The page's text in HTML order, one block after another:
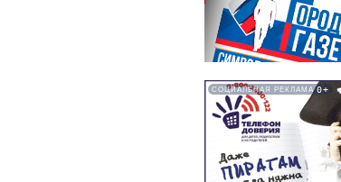
СОЦИАЛЬНАЯ РЕКЛАМА 0+